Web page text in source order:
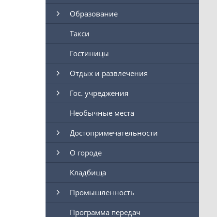
Образование
Такси
Гостиницы
Отдых и развлечения
Гос. учреджения
Необычные места
Достопримечательности
О городе
Кладбища
Промышленность
Программа передач